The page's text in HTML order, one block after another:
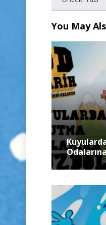
You May